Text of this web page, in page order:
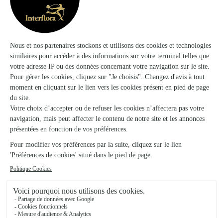
Voir la boutique
Ils ont fait livrer des fleurs ou une plante à
Châteauneuf
★ ★ ★ ★ ★
Super bien !
Super bien !
★ ★ ★ ★ ★